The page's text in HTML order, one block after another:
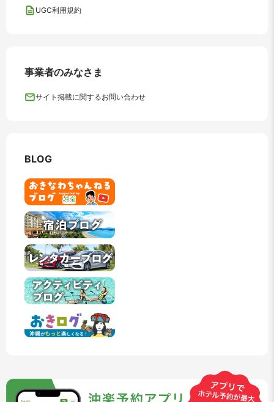
UGC利用規約
事業者のみなさま
サイト掲載に関するお問い合わせ
BLOG